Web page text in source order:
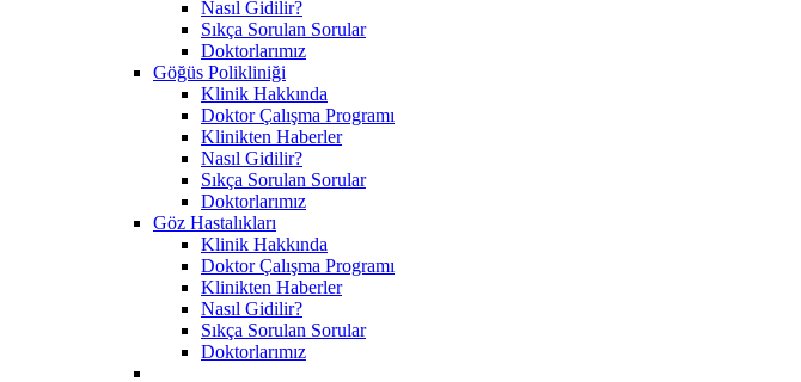
Nasıl Gidilir?
Sıkça Sorulan Sorular
Doktorlarımız
Göğüs Polikliniği
Klinik Hakkında
Doktor Çalışma Programı
Klinikten Haberler
Nasıl Gidilir?
Sıkça Sorulan Sorular
Doktorlarımız
Göz Hastalıkları
Klinik Hakkında
Doktor Çalışma Programı
Klinikten Haberler
Nasıl Gidilir?
Sıkça Sorulan Sorular
Doktorlarımız